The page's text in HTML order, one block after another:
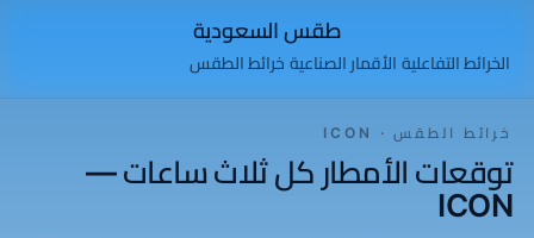
طقس السعودية
الخرائط التفاعليةالأقمار الصناعيةخرائط الطقس
خرائط الطقس · ICON
توقعات الأمطار كل ثلاث ساعات —
ICON